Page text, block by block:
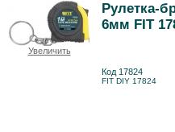
Увеличить
Рулетка-
6мм FIT
Код 17824
FIT DIY 17824